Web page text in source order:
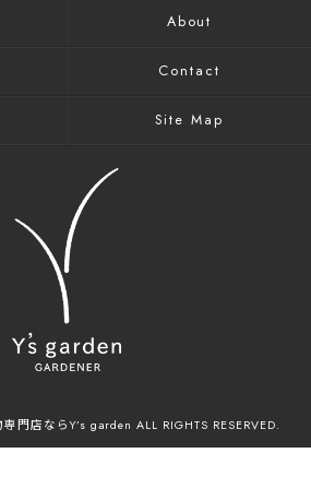
About
Contact
Site Map
門店ならY’s garden ALL RIGHTS RESERVED.